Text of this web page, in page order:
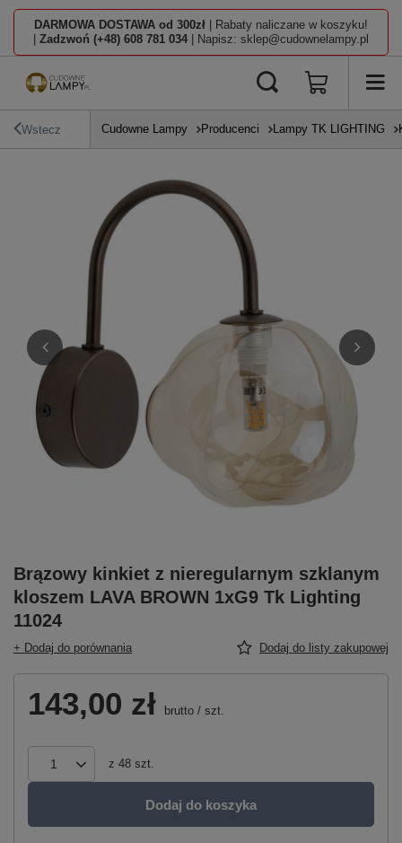
DARMOWA DOSTAWA od 300zł | Rabaty naliczane w koszyku!
Zadzwoń (+48) 608 781 034 | Napisz: sklep@cudownelampy.pl
Wstecz Cudowne Lampy Producenci Lampy TK LIGHTING
Brązowy kinkiet z nieregularnym szklanym
kloszem LAVA BROWN 1xG9 Tk Lighting
11024
+ Dodaj do porównania Dodaj do listy zakupowej
143,00 zł brutto / szt.
z 48 szt.
Dodaj do koszyka